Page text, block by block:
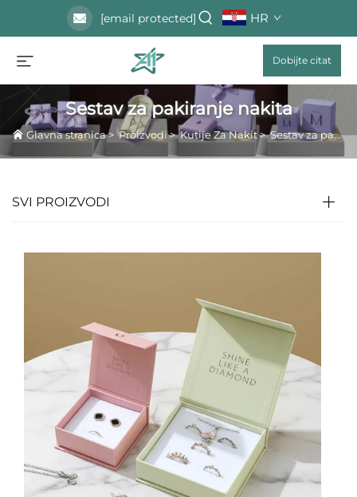
[email protected] HR
Dobijte citat
Sestav za pakiranje nakita
Glavna stranica>Proizvodi>Kutije Za Nakit>Sestav za pakiranje nakita
SVI PROIZVODI